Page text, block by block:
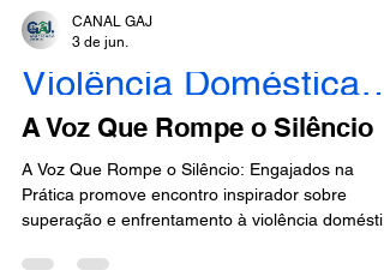
CANAL GAJ
3 de jun.
Violência Doméstica - Engajados
A Voz Que Rompe o Silêncio
A Voz Que Rompe o Silêncio: Engajados na
Prática promove encontro inspirador sobre
superação e enfrentamento à violência